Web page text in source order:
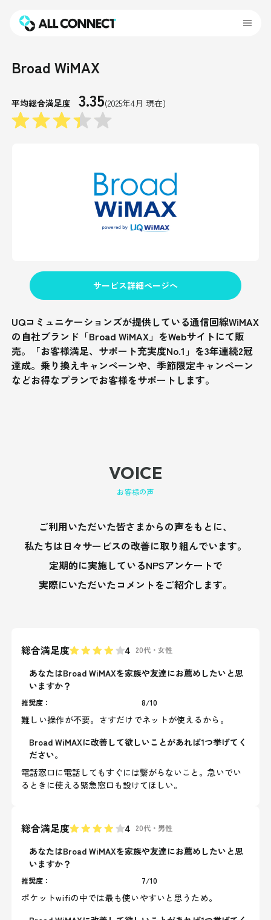
Broad WiMAX
平均総合満足度 3.35(2025年4月 現在)
サービス詳細ページへ
UQコミュニケーションズが提供している通信回線WiMAX
の自社ブランド「Broad WiMAX」をWebサイトにて販
売。「お客様満足、サポート充実度No.1」を3年連続2冠
達成。乗り換えキャンペーンや、季節限定キャンペーン
などお得なプランでお客様をサポートします。
VOICE
お客様の声
ご利用いただいた皆さまからの声をもとに、
私たちは日々サービスの改善に取り組んでいます。
定期的に実施しているNPSアンケートで
実際にいただいたコメントをご紹介します。
総合満足度 4 20代 ・女性
あなたはBroad WiMAXを家族や友達にお薦めしたいと思
いますか？
推奨度： 8/10
難しい操作が不要。さすだけでネットが使えるから。
Broad WiMAXに改善して欲しいことがあれば1つ挙げてく
ださい。
電話窓口に電話してもすぐには繋がらないこと。急いでい
るときに使える緊急窓口も設けてほしい。
総合満足度 4 20代 ・ 男性
あなたはBroad WiMAXを家族や友達にお薦めしたいと思
いますか？
推奨度： 7/10
ポケットwifiの中では最も使いやすいと思うため。